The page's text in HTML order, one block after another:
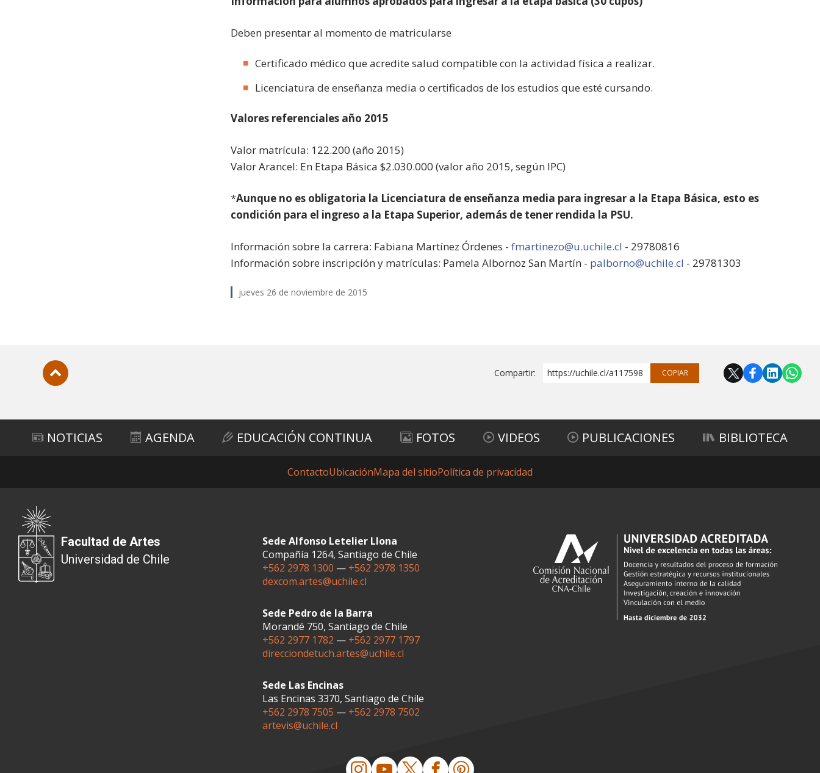
Deben presentar al momento de matricularse
Certificado médico que acredite salud compatible con la actividad física a realizar.
Licenciatura de enseñanza media o certificados de los estudios que esté cursando.
Valores referenciales año 2015
Valor matrícula: 122.200 (año 2015)
Valor Arancel: En Etapa Básica $2.030.000 (valor año 2015, según IPC)
*Aunque no es obligatoria la Licenciatura de enseñanza media para ingresar a la Etapa Básica, esto es
condición para el ingreso a la Etapa Superior, además de tener rendida la PSU.
Información sobre la carrera: Fabiana Martínez Órdenes -fmartinezo@u.uchile.cl - 29780816
Información sobre inscripción y matrículas: Pamela Albornoz San Martín - palborno@uchile.cl - 29781303
jueves 26 de noviembre de 2015
Compartir: https://uchile.cl/a117598 COPIAR
NOTICIAS AGENDA EDUCACIÓN CONTINUA FOTOS VIDEOS PUBLICACIONES BIBLIOTECA
ContactoUbicaciónMapa del sitioPolítica de privacidad
Facultad de Artes
Universidad de Chile
Sede Alfonso Letelier Llona
Compañía 1264, Santiago de Chile
+562 2978 1300 — +562 2978 1350
dexcom.artes@uchile.cl
Sede Pedro de la Barra
Morandé 750, Santiago de Chile
+562 2977 1782 — +562 2977 1797
direcciondetuch.artes@uchile.cl
Sede Las Encinas
Las Encinas 3370, Santiago de Chile
+562 2978 7505 — +562 2978 7502
artevis@uchile.cl